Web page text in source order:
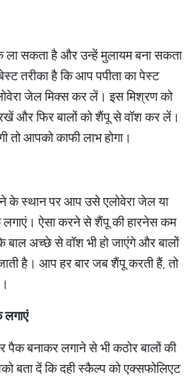
ला सकता है और उन्हें मुलायम बना सकता
तरीका है कि आप पपीता का पेस्ट
जेल मिक्‍स कर लें। इस मिश्रण को
और फिर बालों को शैंपू से वॉश कर लें।
तो आपको काफी लाभ होगा।
के स्थान पर आप उसे एलोवेरा जेल या
ऐसा करने से शैंपू की हारनेस कम
अच्छे से वॉश भी हो जाएंगे और बालों
है। आप हर बार जब शैंपू करती हैं, तो
लगाएं
पैक बनाकर लगाने से भी कठोर बालों की
बता दें कि दही स्कैल्प को एक्‍सफोलिएट